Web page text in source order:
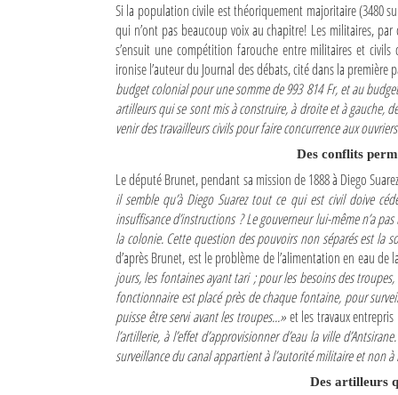
Sites touristiques
Diego Suarez Pratique
Si la population civile est théoriquement majoritaire (3480
qui n’ont pas beaucoup voix au chapitre! Les militaires,
s’ensuit une compétition farouche entre militaires et
ironise l’auteur du Journal des débats, cité dans la
budget colonial pour une somme de 993 814 Fr, et au
artilleurs qui se sont mis à construire, à droite et à gauche,
venir des travailleurs civils pour faire concurrence aux
Des conflits
Le député Brunet, pendant sa mission de 1888 à Diego
il semble qu’à Diego Suarez tout ce qui est civil doive
insuffisance d’instructions ? Le gouverneur lui-même n’a
la colonie. Cette question des pouvoirs non séparés est la
d’après Brunet, est le problème de l’alimentation en eau de
jours, les fontaines ayant tari ; pour les besoins des
fonctionnaire est placé près de chaque fontaine, pour
puisse être servi avant les troupes...»et les travaux
l’artillerie, à l’effet d’approvisionner d’eau la ville
surveillance du canal appartient à l’autorité militaire et non
Des artilleurs